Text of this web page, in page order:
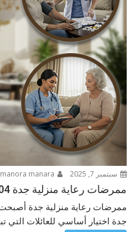
سبتمبر 7, 2025
ممرضات رعاية منزلية جدة 0562346904
ممرضات رعاية منزلية جدة
جدة اختيار أساسي للعائلات التي